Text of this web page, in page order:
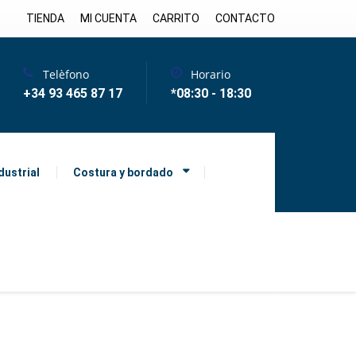
TIENDA MI CUENTA CARRITO CONTACTO
Costura y bordado
Telèfono
+34 93 465 87 17
Horario
*08:30 - 18:30